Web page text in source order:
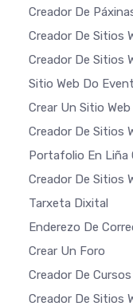
Creador De
Creador De Sitios
Creador De Sitios
Sitio Web Do
Crear Un Sitio
Creador De Sitios
Portafolio En Liña
Creador De Sitios
Tarxeta Dixital
Enderezo De
Crear Un Foro
Creador De
Creador De Sitios